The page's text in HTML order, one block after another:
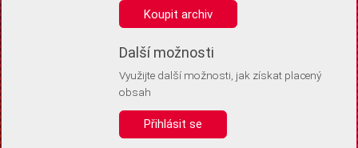
Anonymní unikátní ID
Díky němu příště poznáme, že se jedná o stejné zařízení, a
Identifikátor je zcela anonymní.
Vaše souhlasy a odmítnutí si ukládáme do vašeho zařízení, abychom se
vás už příště znovu neptali. Můžete je kdykoli později upravit ve Správě
Koupit archiv
Další možnosti
Využijte další možnosti, jak získat placený
obsah
Přihlásit se